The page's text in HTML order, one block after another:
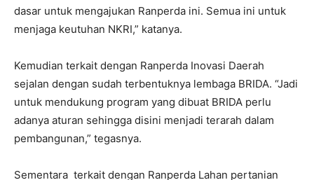
dasar untuk mengajukan Ranperda ini. Semua ini untuk
menjaga keutuhan NKRI,” katanya.
Kemudian terkait dengan Ranperda Inovasi Daerah
sejalan dengan sudah terbentuknya lembaga BRIDA. “Jadi
untuk mendukung program yang dibuat BRIDA perlu
adanya aturan sehingga disini menjadi terarah dalam
pembangunan,” tegasnya.
Sementara terkait dengan Ranperda Lahan pertanian